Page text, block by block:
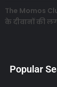
The Momos
के दीवानों की
Popular